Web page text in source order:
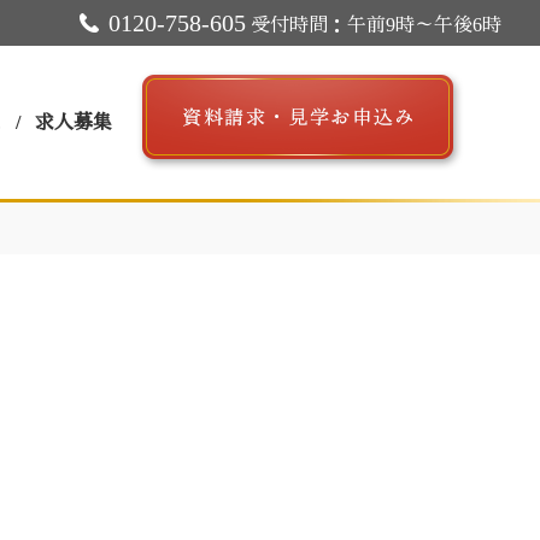
0120-758-605 受付時間：午前9時～午後6時
求人募集